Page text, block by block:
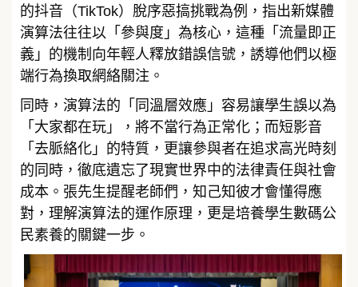
的抖音（TikTok）脫序惡搞挑戰為例，指出新媒體
演算法往往以「參與度」為核心，這種「流量即正
義」的機制向年輕人釋放錯誤信號，誘導他們以極
端行為換取網絡關注。
同時，演算法的「同溫層效應」容易讓學生誤以為
「大家都在玩」，將不當行為正常化；而短影音
「去脈絡化」的特質，更讓參與者在追求高光時刻
的同時，徹底遺忘了現實世界中的法律責任與社會
成本。張先生提醒老師們，知己知彼才會懂得應
對，理解演算法的運作原理，更是培養學生數碼公
民素養的關鍵一步。